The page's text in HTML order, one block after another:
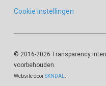
Cookie instellingen
© 2016-2026 Transparency
voorbehouden.
Website doorSKNDAL